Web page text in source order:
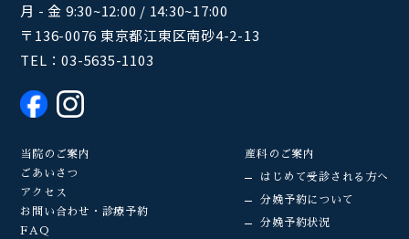
月 - 金 9:30~12:00 / 14:30~17:00
〒136-0076 東京都江東区南砂4-2-13
TEL：03-5635-1103
当院のご案内
ごあいさつ
アクセス
お問い合わせ・診療予約
FAQ
産科のご案内
はじめて受診される方へ
分娩予約について
分娩予約状況